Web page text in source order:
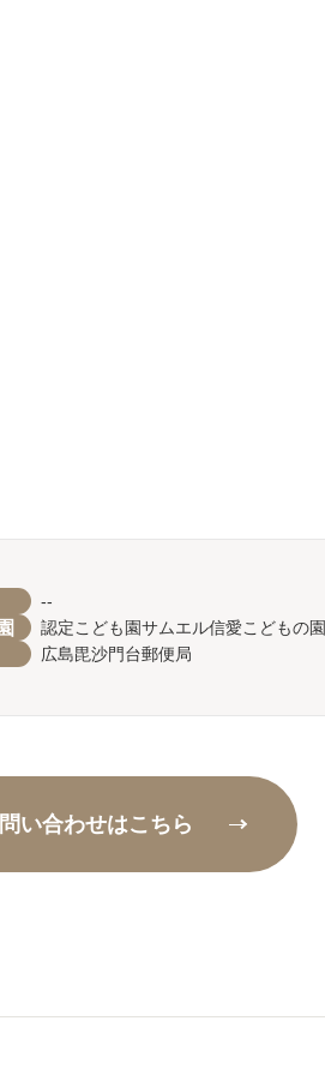
--
認定こども園サムエル信愛こどもの園
広島毘沙門台郵便局
い合わせはこちら